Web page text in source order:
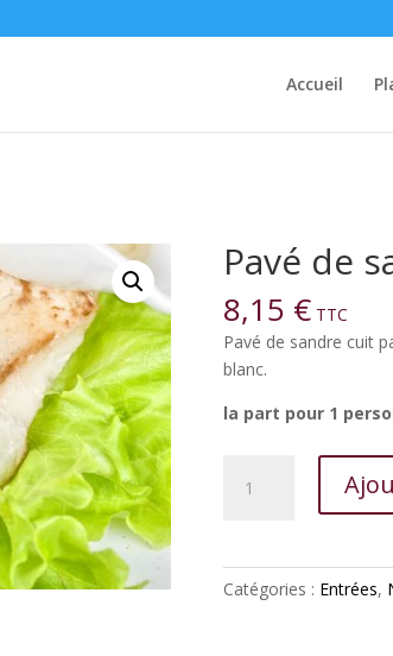
Accueil
Pavé de
8,15 € TTC
Pavé de sandre cuit
blanc.
la part pour 1
sandre
Catégories : Entrées,